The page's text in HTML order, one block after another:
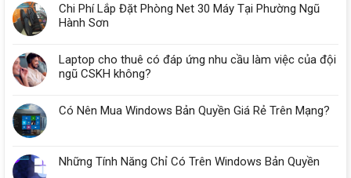
Chi Phí Lắp Đặt Phòng Net 30 Máy Tại Phường Ngũ
Hành Sơn
Laptop cho thuê có đáp ứng nhu cầu làm việc của đội
ngũ CSKH không?
Có Nên Mua Windows Bản Quyền Giá Rẻ Trên Mạng?
Những Tính Năng Chỉ Có Trên Windows Bản Quyền